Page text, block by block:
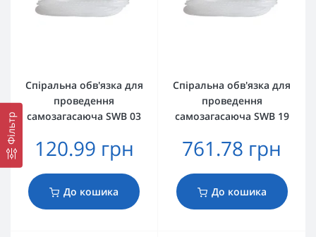
Фільтр
Спіральна обв'язка для
проведення
самозагасаюча SWB 03
120.99 грн
До кошика
Спіральна обв'язка для
проведення
самозагасаюча SWB 19
761.78 грн
До кошика